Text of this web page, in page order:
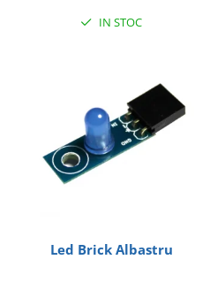
IN STOC
Led Brick Albastru